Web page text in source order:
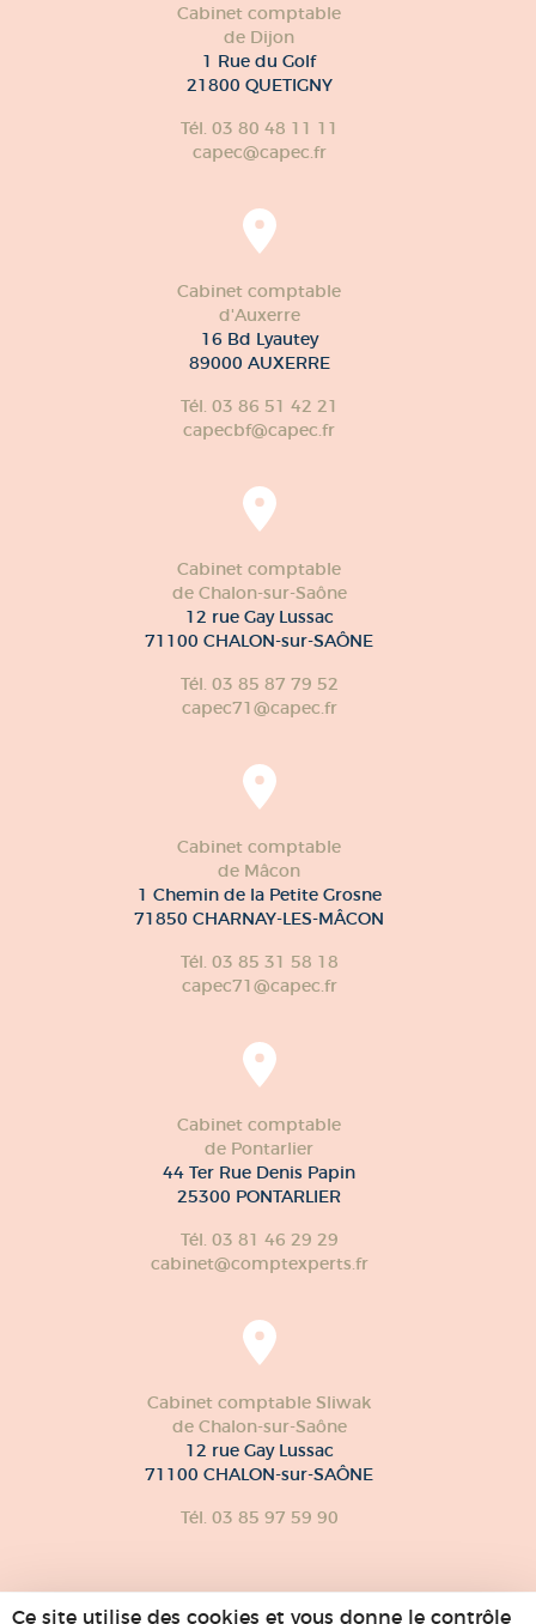
Ce site utilise des cookies et vous donne le contrôle
Cabinet comptable
de Dijon
1 Rue du Golf
21800 QUETIGNY
Tél. 03 80 48 11 11
capec@capec.fr
Cabinet comptable
d'Auxerre
16 Bd Lyautey
89000 AUXERRE
Tél. 03 86 51 42 21
capecbf@capec.fr
Cabinet comptable
de Chalon-sur-Saône
12 rue Gay Lussac
71100 CHALON-sur-SAÔNE
Tél. 03 85 87 79 52
capec71@capec.fr
Cabinet comptable
de Mâcon
1 Chemin de la Petite Grosne
71850 CHARNAY-LES-MÂCON
Tél. 03 85 31 58 18
capec71@capec.fr
Cabinet comptable
de Pontarlier
44 Ter Rue Denis Papin
25300 PONTARLIER
Tél. 03 81 46 29 29
cabinet@comptexperts.fr
Cabinet comptable Sliwak
de Chalon-sur-Saône
12 rue Gay Lussac
71100 CHALON-sur-SAÔNE
Tél. 03 85 97 59 90